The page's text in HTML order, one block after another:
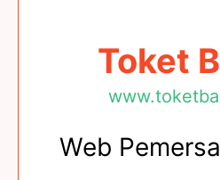
Toket
Web